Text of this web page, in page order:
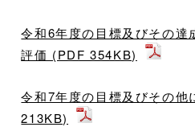
令和6年度の目標及びその達
評価 (PDF 354KB)
令和7年度の目標及びその
213KB)